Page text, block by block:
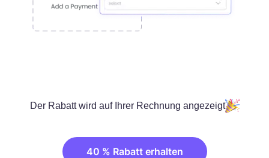
Der Rabatt wird auf Ihrer Rechnung angezeigt
40 % Rabatt erhalten